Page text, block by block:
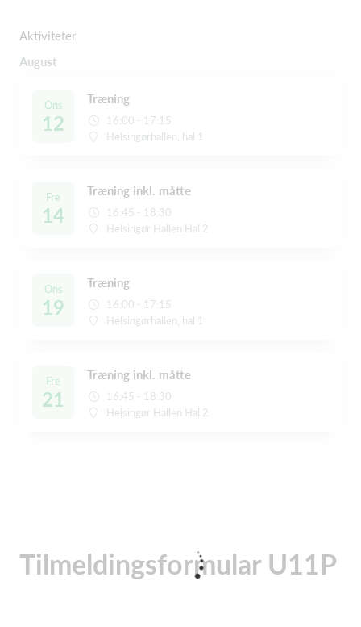
Aktiviteter
August
Ons
12
Træning
16:00 - 17:15
Helsingørhallen, hal 1
Fre
14
Træning inkl. måtte
16:45 - 18:30
Helsingør Hallen Hal 2
Ons
19
Træning
16:00 - 17:15
Helsingørhallen, hal 1
Fre
21
Træning inkl. måtte
16:45 - 18:30
Helsingør Hallen Hal 2
Tilmeldingsformular U11P